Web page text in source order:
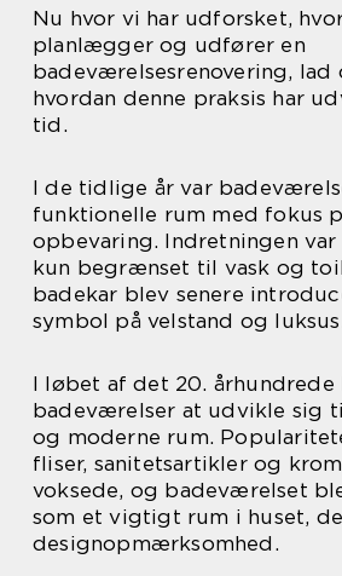
Nu hvor vi har udforsket,
planlægger og udfører en
badeværelsesrenovering, lad
hvordan denne praksis har
tid.
I de tidlige år var
funktionelle rum med fokus
opbevaring. Indretningen
kun begrænset til vask og
badekar blev senere
symbol på velstand og
I løbet af det 20. århundrede
badeværelser at udvikle sig
og moderne rum.
fliser, sanitetsartikler og
voksede, og badeværelset
som et vigtigt rum i huset,
designopmærksomhed.